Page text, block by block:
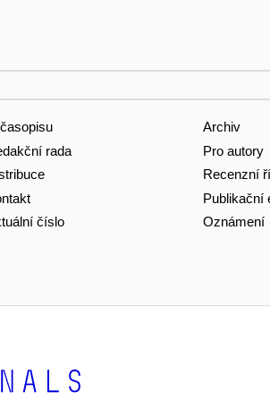
rada
číslo
Archiv
Pro autory
Recenzní
Publikační
Oznámení